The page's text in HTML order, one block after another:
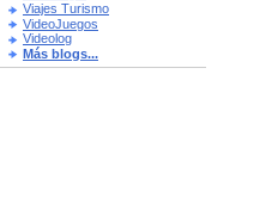
Viajes Turismo
VideoJuegos
Videolog
Más blogs...